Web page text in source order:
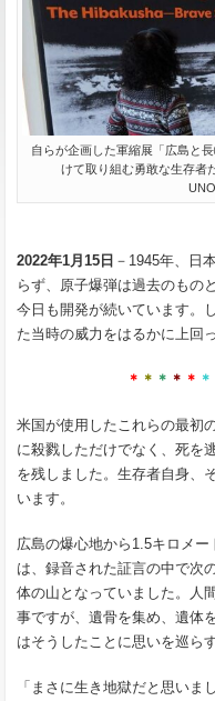
自らが企画した軍縮展「広島と
けて取り組む勇敢な生存者
2022年1月15日 －1945年、日
らず、原子爆弾は過去のもの
今日も開発が続いています。
た当時の威力をはるかに上回
＊ ＊ ＊ ＊ ＊ ＊
米国が使用したこれらの最初
に殺戮しただけでなく、死を
を残しました。生存者自身、
います。
広島の爆心地から1.5キロメ
は、録音された証言の中で次
体の山となっていました。人
事ですが、遺骨を集め、遺体
はそうしたことに思いを巡ら
「まさに生き地獄だと思い